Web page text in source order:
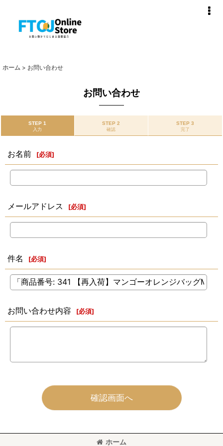
ホーム > お問い合わせ
お問い合わせ
STEP 1
入力
STEP 2
確認
STEP 3
完了
お名前 [必須]
メールアドレス [必須]
件名 [必須]
お問い合わせ内容 [必須]
確認画面へ
ホーム